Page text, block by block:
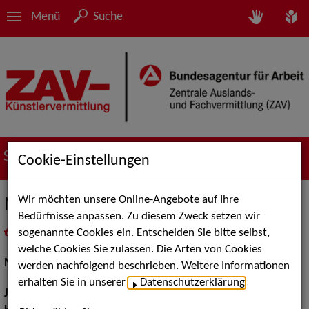
Menü Suche
Suche nach Künstler*innen
Natascha Cecilia Hill
als PDF speichern
inMeine Merklistelegen
Musical:Darstellerin, Sängerin, Tänzerin
Jahrgang:
Cookie-Einstellungen
Wir möchten unsere Online-Angebote auf Ihre
Bedürfnisse anpassen. Zu diesem Zweck setzen wir
sogenannte Cookies ein. Entscheiden Sie bitte selbst,
welche Cookies Sie zulassen. Die Arten von Cookies
werden nachfolgend beschrieben. Weitere Informationen
erhalten Sie in unserer
Datenschutzerklärung